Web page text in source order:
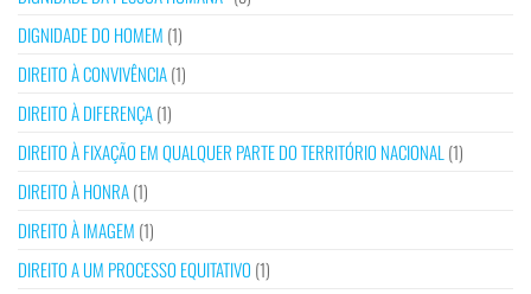
DIGNIDADE DO HOMEM (1)
DIREITO À CONVIVÊNCIA(1)
DIREITO À DIFERENÇA(1)
DIREITO À FIXAÇÃO EM QUALQUER PARTE DO TERRITÓRIO NACIONAL (1)
DIREITO À HONRA(1)
DIREITO À IMAGEM (1)
DIREITO A UM PROCESSO EQUITATIVO (1)